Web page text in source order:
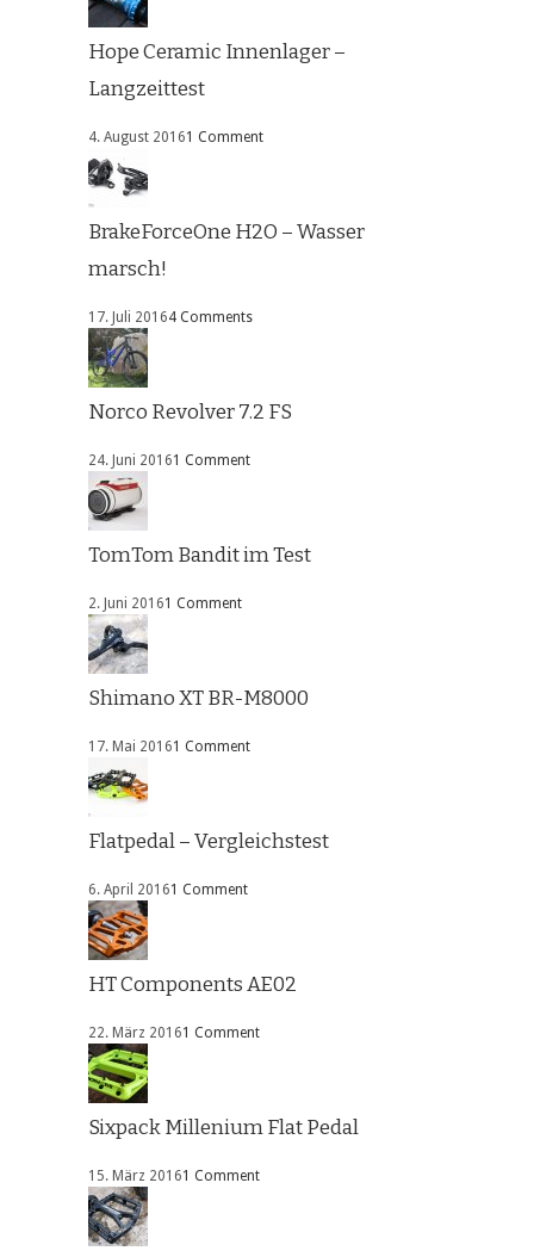
Hope Ceramic Innenlager –
Langzeittest
4. August 20161 Comment
BrakeForceOne H2O – Wasser
marsch!
17. Juli 20164 Comments
Norco Revolver 7.2 FS
24. Juni 20161 Comment
TomTom Bandit im Test
2. Juni 20161 Comment
Shimano XT BR-M8000
17. Mai 20161 Comment
Flatpedal – Vergleichstest
6. April 20161 Comment
HT Components AE02
22. März 20161 Comment
Sixpack Millenium Flat Pedal
15. März 20161 Comment